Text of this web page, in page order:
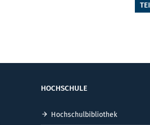
HOCHSCHULE
Hochschulbibliothek